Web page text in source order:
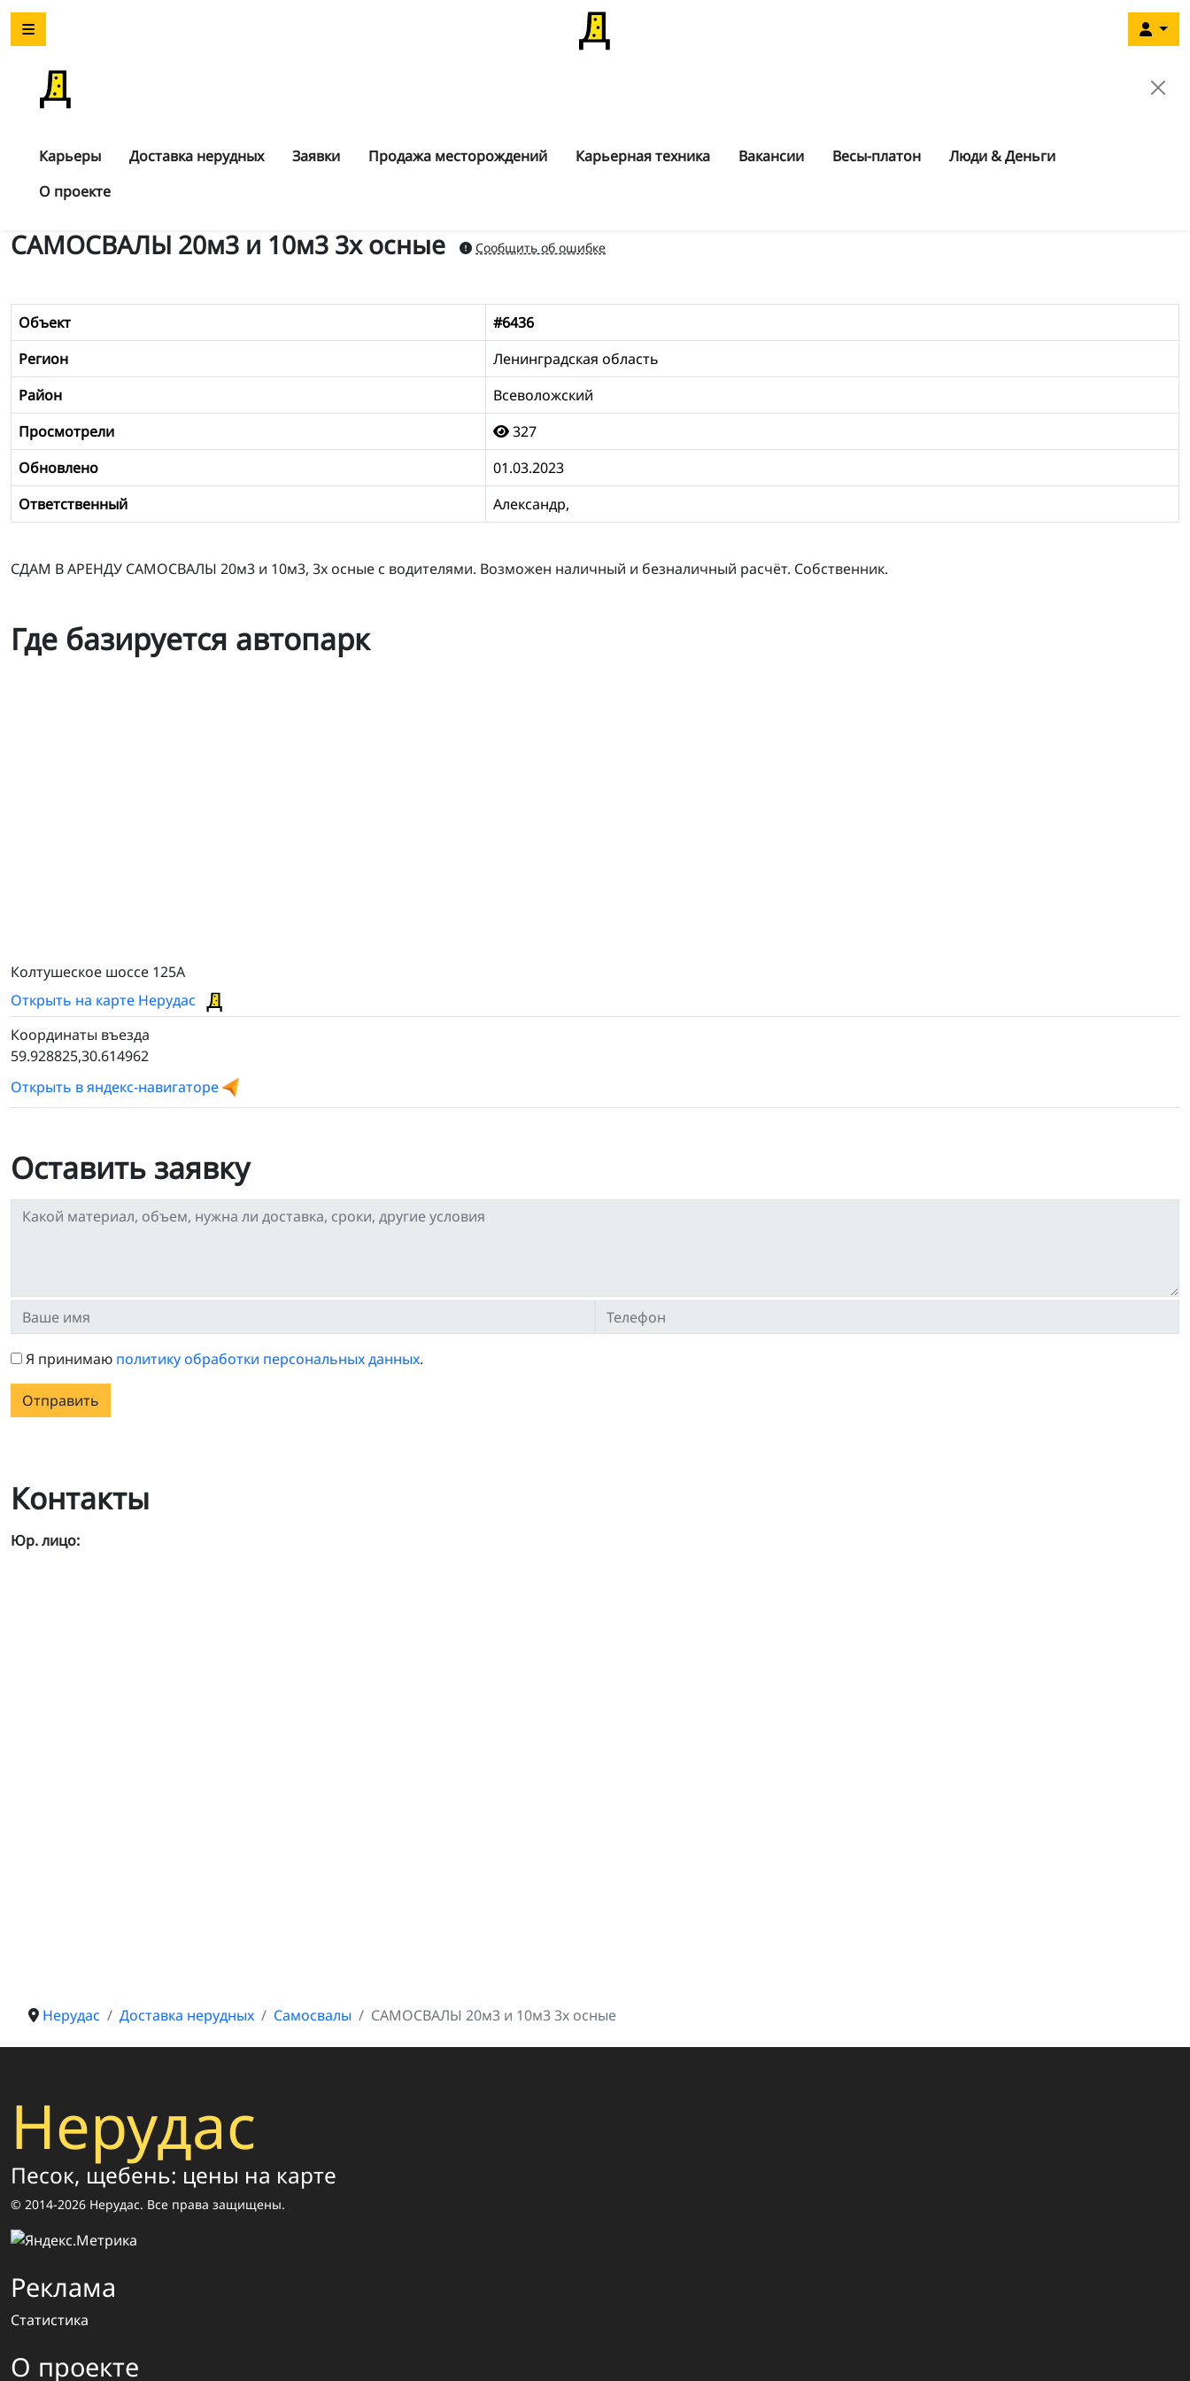
Карьеры Доставка нерудных Заявки Продажа месторождений Карьерная техника Вакансии Весы-платон
Люди & Деньги
О проекте
САМОСВАЛЫ 20м3 и 10м3 3х осные Сообщить об ошибке
Объект
#6436
Регион
Ленинградская область
Район
Всеволожский
Просмотрели
327
Обновлено
01.03.2023
Ответственный
Александр,
СДАМ В АРЕНДУ САМОСВАЛЫ 20м3 и 10м3, 3х осные с водителями. Возможен наличный и безналичный расчёт. Собственник.
Где базируется автопарк
Колтушеское шоссе 125А
Открыть на карте Нерудас
Координаты въезда
59.928825,30.614962
Открыть в яндекс-навигаторе
Оставить заявку
Я принимаю политику обработки персональных данных.
Отправить
Контакты
Юр. лицо:
Нерудас Доставка нерудных Самосвалы САМОСВАЛЫ 20м3 и 10м3 3х осные
Нерудас
Песок, щебень: цены на карте
© 2014-2026 Нерудас. Все права защищены.
Реклама
Статистика
О проекте